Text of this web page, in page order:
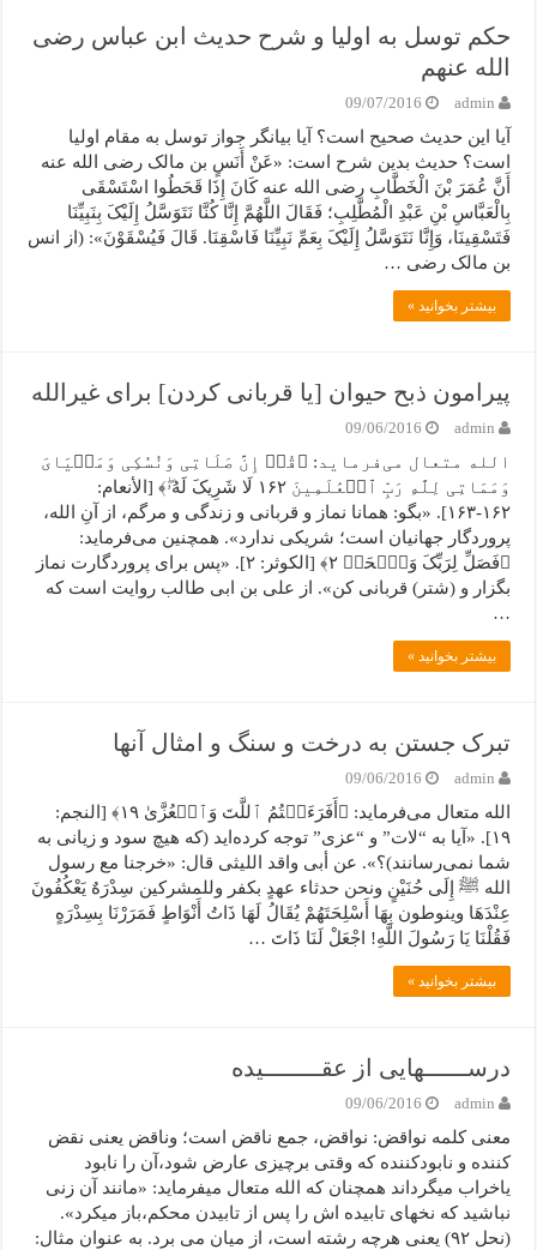
حکم توسل به اولیا و شرح حدیث ابن عباس رضی
الله عنهم
admin
09/07/2016
آیا این حدیث صحیح است؟ آیا بیانگر جواز توسل به مقام اولیا
است؟ حدیث بدین شرح است: «عَنْ أَنَسٍ بن مالک رضی الله عنه
أَنَّ عُمَرَ بْنَ الْخَطَّابِ رضی الله عنه کَانَ إِذَا قَحَطُوا اسْتَسْقَى
بِالْعَبَّاسِ بْنِ عَبْدِ الْمُطَّلِبِ؛ فَقَالَ اللَّهُمَّ إِنَّا کُنَّا نَتَوَسَّلُ إِلَیْکَ بِنَبِیِّنَا
فَتَسْقِینَا، وَإِنَّا نَتَوَسَّلُ إِلَیْکَ بِعَمِّ نَبِیِّنَا فَاسْقِنَا. قَالَ فَیُسْقَوْنَ»: (از انس
بن مالک رضی …
بیشتر بخوانید »
پیرامون ذبح حیوان [یا قربانی کردن] برای غیرالله
admin
09/06/2016
الله متعال می‌فرماید: ﴿قُلۡ إِنَّ صَلَاتِی وَنُسُکِی وَمَحۡیَایَ
وَمَمَاتِی لِلَّهِ رَبِّ ٱلۡعَٰلَمِینَ ١۶٢ لَا شَرِیکَ لَهُۥۖ﴾ [الأنعام:
۱۶۲-۱۶۳]. «بگو: همانا نماز و قربانی و زندگی و مرگم، از آنِ الله،
پروردگار جهانیان است؛ شریکی ندارد». همچنین می‌فرماید:
﴿فَصَلِّ لِرَبِّکَ وَٱنۡحَرۡ ٢﴾ [الکوثر: ۲]. «پس برای پروردگارت نماز
بگزار و (شتر) قربانی کن». از علی بن ابی طالب روایت است که
…
بیشتر بخوانید »
تبرک جستن به درخت و سنگ و امثال آنها
admin
09/06/2016
الله متعال می‌فرماید: ﴿أَفَرَءَیۡتُمُ ٱللَّتَ وَٱلۡعُزَّىٰ ١٩﴾ [النجم:
۱۹]. «آیا به “لات” و “عزی” توجه کرده‌اید (که هیچ سود و زیانی به
شما نمی‌رسانند)؟». عن أبی واقد اللیثی قال: «خرجنا مع رسول
الله ﷺ إِلَى حُنَیْنٍ ونحن حدثاء عهدٍ بکفر وللمشرکین سِدْرَهٌ یَعْکُفُونَ
عِنْدَهَا وینوطون بِهَا أَسْلِحَتَهُمْ یُقَالُ لَهَا ذَاتُ أَنْوَاطٍ فَمَرَرْنَا بِسِدْرَهٍ
فَقُلْنَا یَا رَسُولَ اللَّهِ! اجْعَلْ لَنَا ذَاتَ …
بیشتر بخوانید »
درســــــهایی از عقــــــــیده
admin
09/06/2016
معنی کلمه نواقض: نواقض، جمع ناقض است؛ وناقض یعنی نقض
کننده و نابودکننده که وقتی برچیزی عارض شود،آن را نابود
یاخراب میگرداند همچنان که الله متعال میفرماید: «مانند آن زنی
نباشید که نخهای تابیده اش را پس از تابیدن محکم،باز میکرد».
(نحل ۹۲) یعنی هرچه رشته است، از میان می برد. به عنوان مثال: